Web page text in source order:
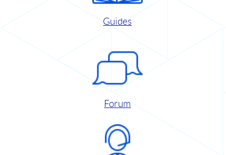
Guides
Forum